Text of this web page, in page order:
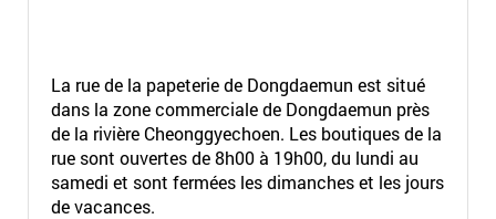
La rue de la papeterie de Dongdaemun est situé
dans la zone commerciale de Dongdaemun près
de la rivière Cheonggyechoen. Les boutiques de la
rue sont ouvertes de 8h00 à 19h00, du lundi au
samedi et sont fermées les dimanches et les jours
de vacances.